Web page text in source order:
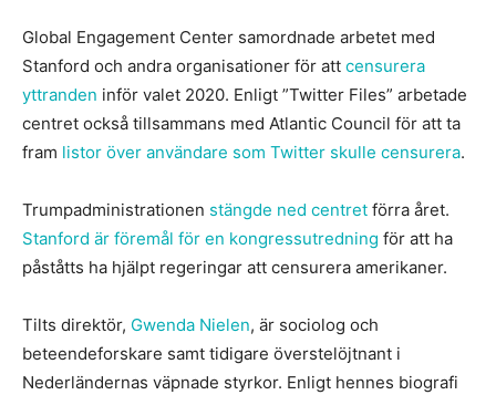
Global Engagement Center samordnade arbetet med
Stanford och andra organisationer för att censurera
yttranden inför valet 2020. Enligt ”Twitter Files” arbetade
centret också tillsammans med Atlantic Council för att ta
fram listor över användare som Twitter skulle censurera.
Trumpadministrationen stängde ned centret förra året.
Stanford är föremål för en kongressutredning för att ha
påståtts ha hjälpt regeringar att censurera amerikaner.
Tilts direktör, Gwenda Nielen, är sociolog och
beteendeforskare samt tidigare överstelöjtnant i
Nederländernas väpnade styrkor. Enligt hennes biografi